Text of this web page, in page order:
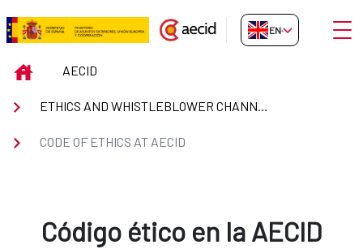
Skip to Main Content
Code of Ethics at Aecid
EN-GB
INICIOAECID
ETHICS AND WHISTLEBLOWER CHANNEL
CODE OF ETHICS AT AECID
Código ético en la AECID